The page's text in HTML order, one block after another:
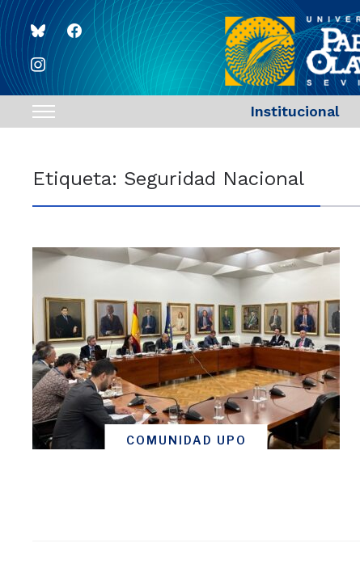
blueskyfacebook
instagram
Toggle
navigation
Institucional
Etiqueta: Seguridad Nacional
COMUNIDAD UPO